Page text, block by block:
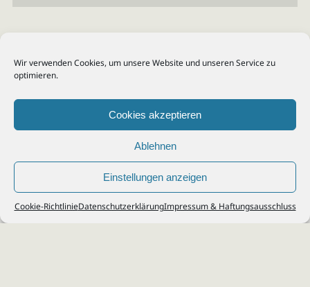
Wir verwenden Cookies, um unsere Website und unseren Service zu
optimieren.
Cookies akzeptieren
Ablehnen
Einstellungen anzeigen
Cookie-RichtlinieDatenschutzerklärungImpressum & Haftungsausschluss
© 2026Steuerberater Kempf, Köln - Steuerberatung Poll, Porz, Deutz, Mülheim,